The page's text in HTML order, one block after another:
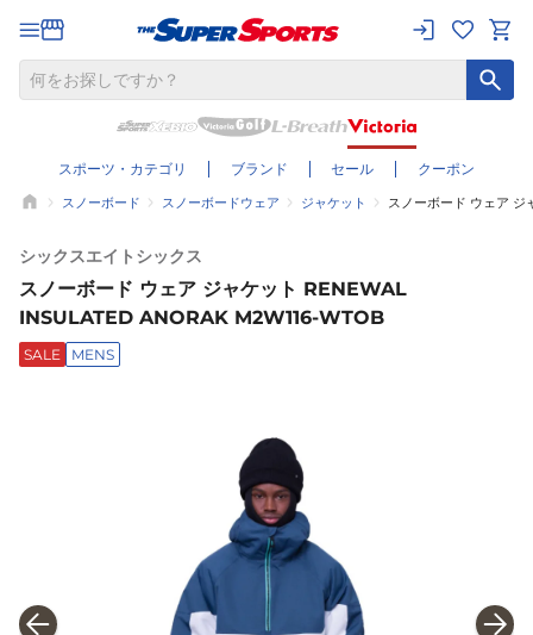
スポーツ・カテゴリ ブランド セール クーポン
スノーボード スノーボードウェア ジャケット スノーボード ウェア
シックスエイトシックス
スノーボード ウェア ジャケット RENEWAL
INSULATED ANORAK M2W116-WTOB
SALE MENS